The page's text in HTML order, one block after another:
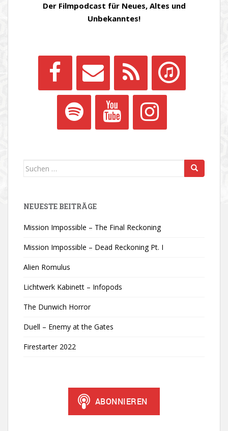
Der Filmpodcast für Neues, Altes und
Unbekanntes!
Suchen
NEUESTE BEITRÄGE
Mission Impossible – The Final Reckoning
Mission Impossible – Dead Reckoning Pt. I
Alien Romulus
Lichtwerk Kabinett – Infopods
The Dunwich Horror
Duell – Enemy at the Gates
Firestarter 2022